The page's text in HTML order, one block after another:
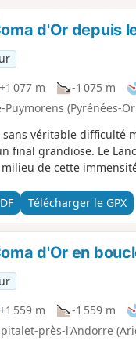
d'Or depuis
+1 077 m -1 075 m
Puymorens (Pyrénées-
sans véritable difficulté
final grandiose. Le
de cette
Télécharger le GPX
d'Or en
+1 559 m -1 559 m
près-l'Andorre